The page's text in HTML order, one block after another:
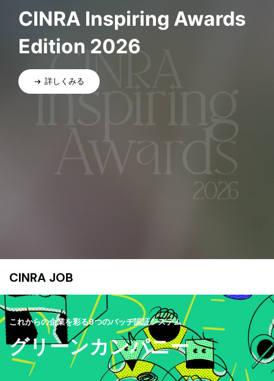
CINRA Inspiring Awards
Edition 2026
詳しくみる
CINRA JOB
これからの企業を彩る9つのバッヂ認証システム
グリーンカンパニー